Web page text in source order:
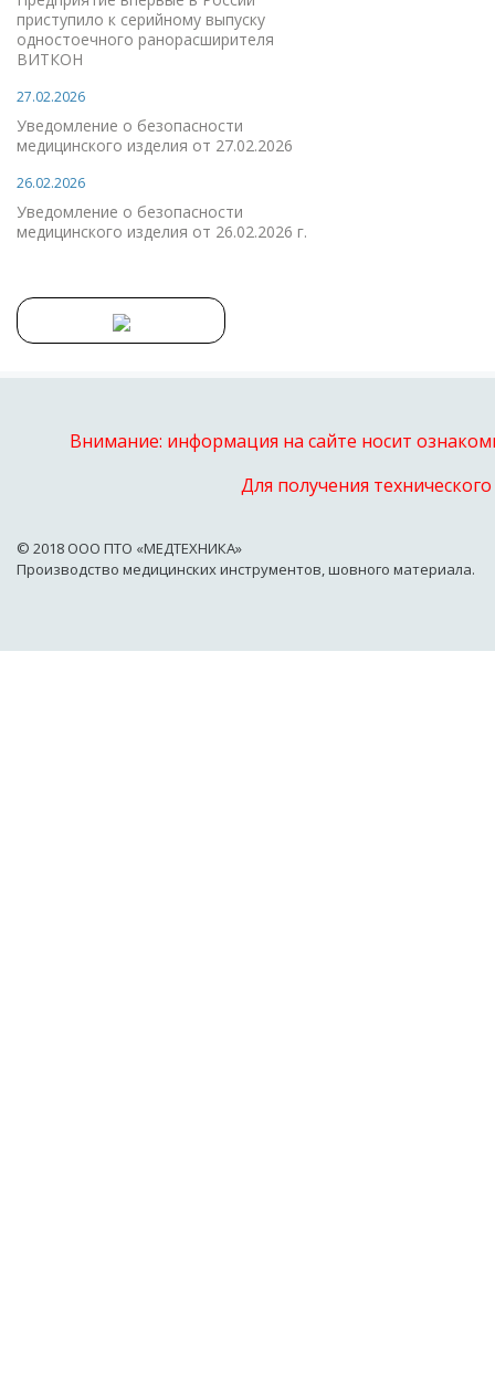
приступило к серийному выпуску
одностоечного ранорасширителя
ВИТКОН
27.02.2026
Уведомление о безопасности
медицинского изделия от 27.02.2026
26.02.2026
Уведомление о безопасности
медицинского изделия от 26.02.2026 г.
Внимание: информация на сайте носит
Для получения
© 2018 OOO ПТО «МЕДТЕХНИКА»
Производство медицинских инструментов, шовного материала.